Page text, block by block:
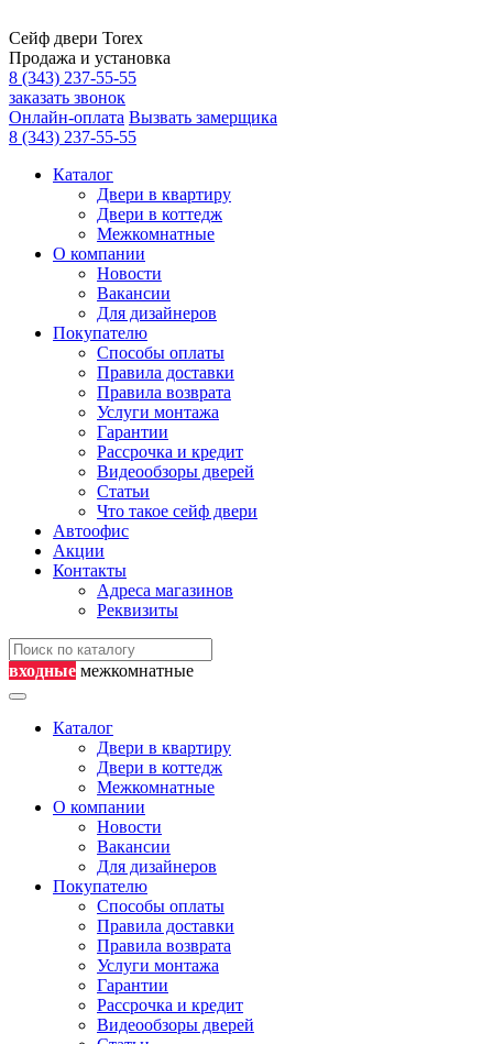
Сейф двери Torex
Продажа и установка
8 (343) 237-55-55
заказать звонок
Онлайн-оплата Вызвать замерщика
8 (343) 237-55-55
Каталог
Двери в квартиру
Двери в коттедж
Межкомнатные
О компании
Новости
Вакансии
Для дизайнеров
Покупателю
Способы оплаты
Правила доставки
Правила возврата
Услуги монтажа
Гарантии
Рассрочка и кредит
Видеообзоры дверей
Статьи
Что такое сейф двери
Автоофис
Акции
Контакты
Адреса магазинов
Реквизиты
входные межкомнатные
Каталог
Двери в квартиру
Двери в коттедж
Межкомнатные
О компании
Новости
Вакансии
Для дизайнеров
Покупателю
Способы оплаты
Правила доставки
Правила возврата
Услуги монтажа
Гарантии
Рассрочка и кредит
Видеообзоры дверей